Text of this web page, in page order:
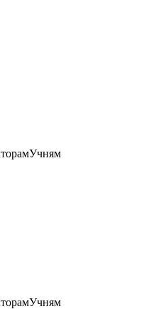
Учням
Учням